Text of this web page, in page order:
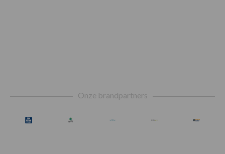
Onze brandpartners